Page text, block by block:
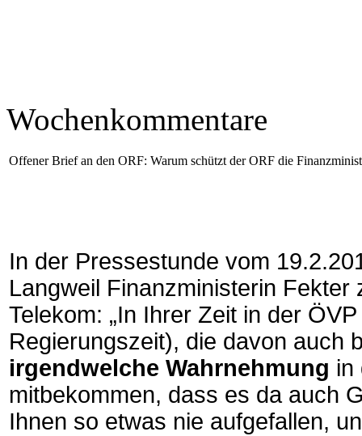
Wochenkommentare
Offener Brief an den ORF: Warum schützt der ORF die
In der Pressestunde vom
Langweil Finanzministerin
Telekom: „In Ihrer Zeit in der
Regierungszeit), die davon auch
irgendwelche Wahrnehmung in
mitbekommen, dass es da auch
Ihnen so etwas nie aufgefallen,